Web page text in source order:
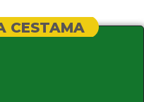
CESTAMA